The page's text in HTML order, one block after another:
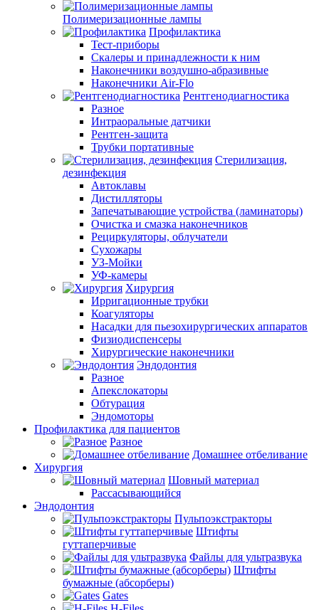
Полимеризационные лампы
Профилактика
Тест-приборы
Скалеры и принадлежности к ним
Наконечники воздушно-абразивные
Наконечники Air-Flo
Рентгенодиагностика
Разное
Интраоральные датчики
Рентген-защита
Трубки портативные
Стерилизация,
дезинфекция
Автоклавы
Дистилляторы
Запечатывающие устройства (ламинаторы)
Очистка и смазка наконечников
Рециркуляторы, облучатели
Сухожары
УЗ-Мойки
УФ-камеры
Хирургия
Ирригационные трубки
Коагуляторы
Насадки для пьезохирургических аппаратов
Физиодиспенсеры
Хирургические наконечники
Эндодонтия
Разное
Апекслокаторы
Обтурация
Эндомоторы
Профилактика для пациентов
Разное
Домашнее отбеливание
Хирургия
Шовный материал
Рассасывающийся
Эндодонтия
Пульпоэкстракторы
Штифты
гуттаперчивые
Файлы для ультразвука
Штифты
бумажные (абсорберы)
Gates